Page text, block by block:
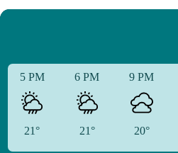
5 PM
21°
6 PM
21°
9 PM
20°